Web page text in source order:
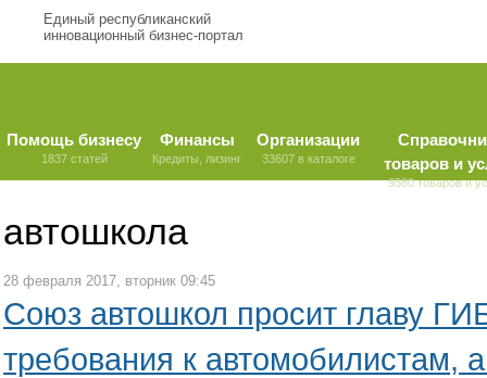
Единый республиканский
инновационный бизнес-портал
Помощь бизнесу
1837 статей
Финансы
Кредиты, лизинг
Организации
33607 в каталоге
товаров и
9580 товаров и
автошкола
28 февраля 2017, вторник 09:45
Союз автошкол просит главу
требования к автомобилистам,